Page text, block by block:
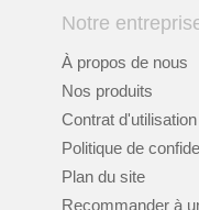
Notre
À propos de nous
Nos produits
Contrat d'utilisation
Politique de
Plan du site
Recommander à